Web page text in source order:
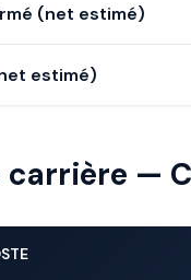
(net estimé)
estimé)
carrière —